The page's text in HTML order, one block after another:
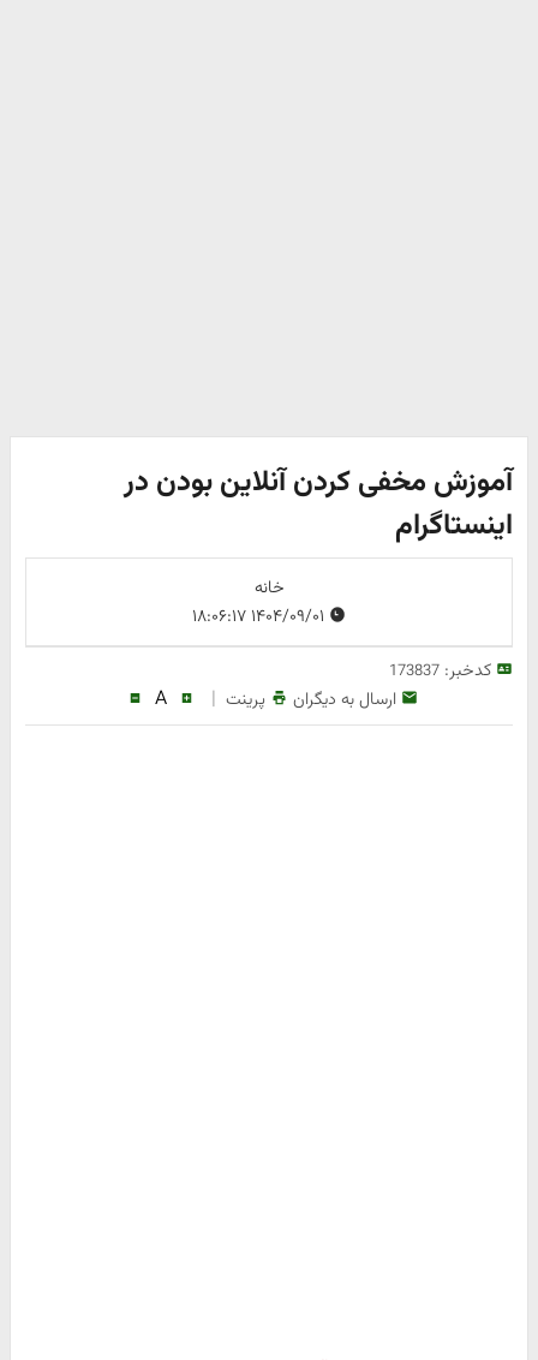
آموزش مخفی کردن آنلاین بودن در
اینستاگرام
خانه
کدخبر:173837
ارسال به دیگران پرینت |
A